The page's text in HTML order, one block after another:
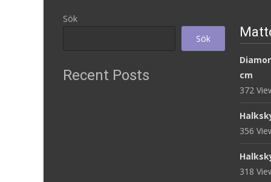
Sök
Sök
Recent Posts
cm
372
356
318